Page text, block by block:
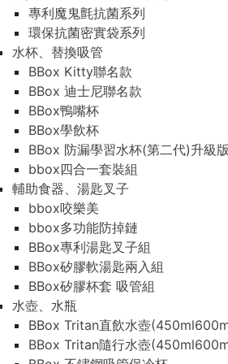
專利魔鬼氈抗菌系列
環保抗菌密實袋系列
水杯、替換吸管
BBox Kitty聯名款
BBox 迪士尼聯名款
BBox鴨嘴杯
BBox學飲杯
BBox 防漏學習水杯(第二代)升級版
bbox四合一套裝組
輔助食器、湯匙叉子
bbox咬樂美
bbox多功能防掉鏈
BBox專利湯匙叉子組
BBox矽膠軟湯匙兩入組
BBox矽膠杯套 吸管組
水壺、水瓶
BBox Tritan直飲水壺
BBox Tritan隨行水壺